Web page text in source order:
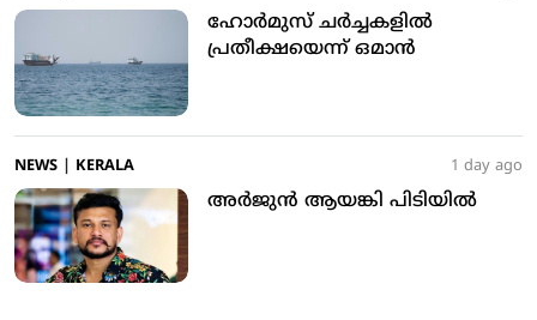
ഹോർമുസ് ചർച്ചകളിൽ
പ്രതീക്ഷയെന്ന് ഒമാൻ
NEWS KERALA 1 day ago
അര്‍ജുന്‍ ആയങ്കി പിടിയില്‍